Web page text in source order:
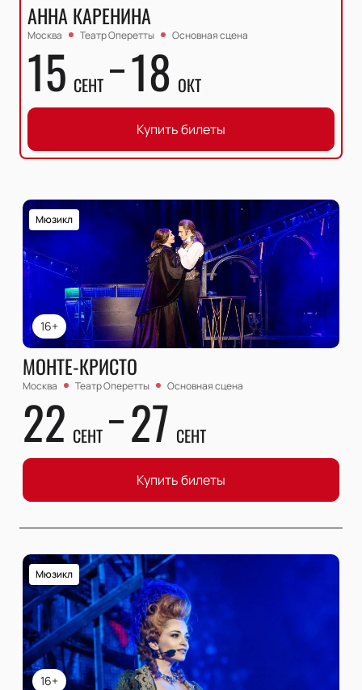
АННА КАРЕНИНА
Москва Театр Оперетты Основная сцена
15 СЕНТ 18 ОКТ
Купить билеты
16+
Мюзикл
МОНТЕ-КРИСТО
Москва Театр Оперетты Основная сцена
22 СЕНТ 27 СЕНТ
Купить билеты
16+
Мюзикл